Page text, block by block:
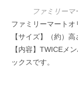
ファミリーマ
ファミリーマートオ
【サイズ】（約）
【内容】TWICEメ
ックスです。